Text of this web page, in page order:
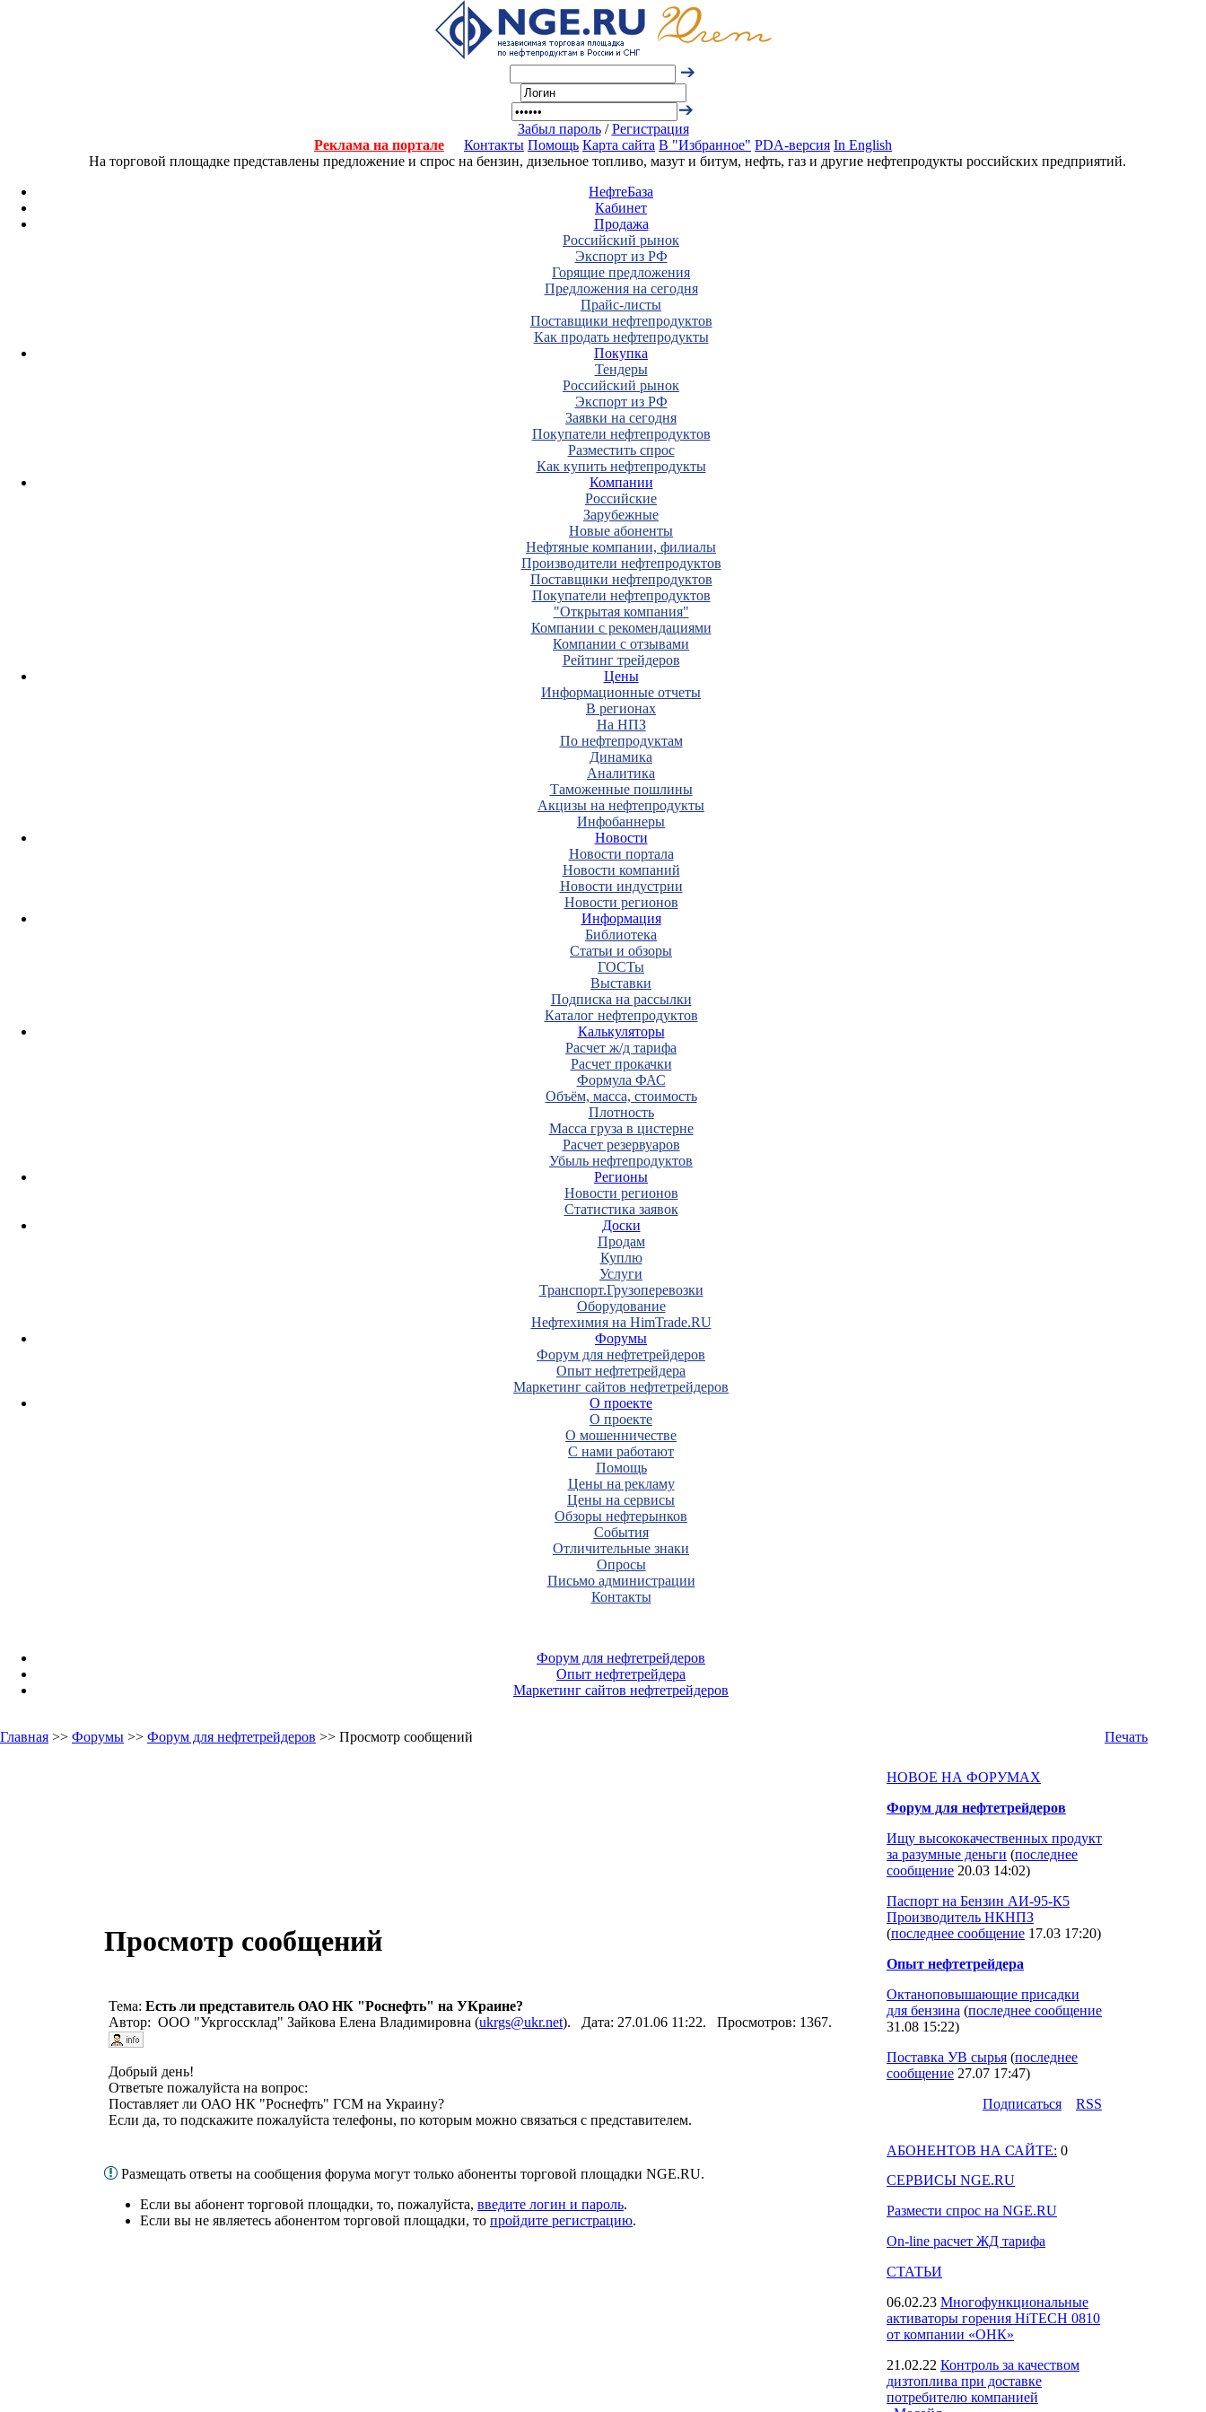
Забыл пароль/Регистрация
Реклама на портале
Контакты Помощь Карта сайта В "Избранное" PDA-версия In English
На торговой площадке представлены предложение и спрос на бензин, дизельное топливо, мазут и битум, нефть, газ и другие нефтепродукты российских предприятий.
НефтеБаза
Кабинет
Продажа
Российский рынок
Экспорт из РФ
Горящие предложения
Предложения на сегодня
Прайс-листы
Поставщики нефтепродуктов
Как продать нефтепродукты
Покупка
Тендеры
Российский рынок
Экспорт из РФ
Заявки на сегодня
Покупатели нефтепродуктов
Разместить спрос
Как купить нефтепродукты
Компании
Российские
Зарубежные
Новые абоненты
Нефтяные компании, филиалы
Производители нефтепродуктов
Поставщики нефтепродуктов
Покупатели нефтепродуктов
"Открытая компания"
Компании с рекомендациями
Компании с отзывами
Рейтинг трейдеров
Цены
Информационные отчеты
В регионах
На НПЗ
По нефтепродуктам
Динамика
Аналитика
Таможенные пошлины
Акцизы на нефтепродукты
Инфобаннеры
Новости
Новости портала
Новости компаний
Новости индустрии
Новости регионов
Информация
Библиотека
Статьи и обзоры
ГОСТы
Выставки
Подписка на рассылки
Каталог нефтепродуктов
Калькуляторы
Расчет ж/д тарифа
Расчет прокачки
Формула ФАС
Объём, масса, стоимость
Плотность
Масса груза в цистерне
Расчет резервуаров
Убыль нефтепродуктов
Регионы
Новости регионов
Статистика заявок
Доски
Продам
Куплю
Услуги
Транспорт.Грузоперевозки
Оборудование
Нефтехимия на HimTrade.RU
Форумы
Форум для нефтетрейдеров
Опыт нефтетрейдера
Маркетинг сайтов нефтетрейдеров
О проекте
О проекте
О мошенничестве
С нами работают
Помощь
Цены на рекламу
Цены на сервисы
Обзоры нефтерынков
События
Отличительные знаки
Опросы
Письмо администрации
Контакты
Форум для нефтетрейдеров
Опыт нефтетрейдера
Маркетинг сайтов нефтетрейдеров
Главная >> Форумы >> Форум для нефтетрейдеров >> Просмотр сообщений Печать
Просмотр сообщений
Тема: Есть ли представитель ОАО НК "Роснефть" на УКраине?
Автор: ООО "Укргоссклад" Зайкова Елена Владимировна (ukrgs@ukr.net). Дата: 27.01.06 11:22. Просмотров: 1367.
Добрый день!
Ответьте пожалуйста на вопрос:
Поставляет ли ОАО НК "Роснефть" ГСМ на Украину?
Если да, то подскажите пожалуйста телефоны, по которым можно связаться с представителем.
Размещать ответы на сообщения форума могут только абоненты торговой площадки NGE.RU.
Если вы абонент торговой площадки, то, пожалуйста, введите логин и пароль.
Если вы не являетесь абонентом торговой площадки, то пройдите регистрацию.
НОВОЕ НА ФОРУМАХ
Форум для нефтетрейдеров
Ищу высококачественных продукт
за разумные деньги (последнее
сообщение 20.03 14:02)
Паспорт на Бензин АИ-95-К5
Производитель НКНПЗ
(последнее сообщение 17.03 17:20)
Опыт нефтетрейдера
Октаноповышающие присадки
для бензина (последнее сообщение
31.08 15:22)
Поставка УВ сырья (последнее
сообщение 27.07 17:47)
Подпиcаться
RSS
АБОНЕНТОВ НА САЙТЕ: 0
СЕРВИСЫ NGE.RU
Размести спрос на NGE.RU
On-line расчет ЖД тарифа
СТАТЬИ
06.02.23 Многофункциональные
активаторы горения HiTECH 0810
от компании «ОНК»
21.02.22 Контроль за качеством
дизтоплива при доставке
потребителю компанией